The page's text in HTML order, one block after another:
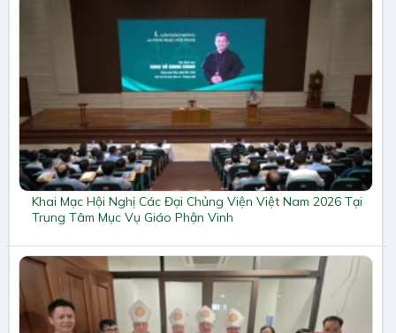
Khai Mạc Hội Nghị Các Đại Chủng Viện Việt Nam 2026 Tại
Trung Tâm Mục Vụ Giáo Phận Vinh